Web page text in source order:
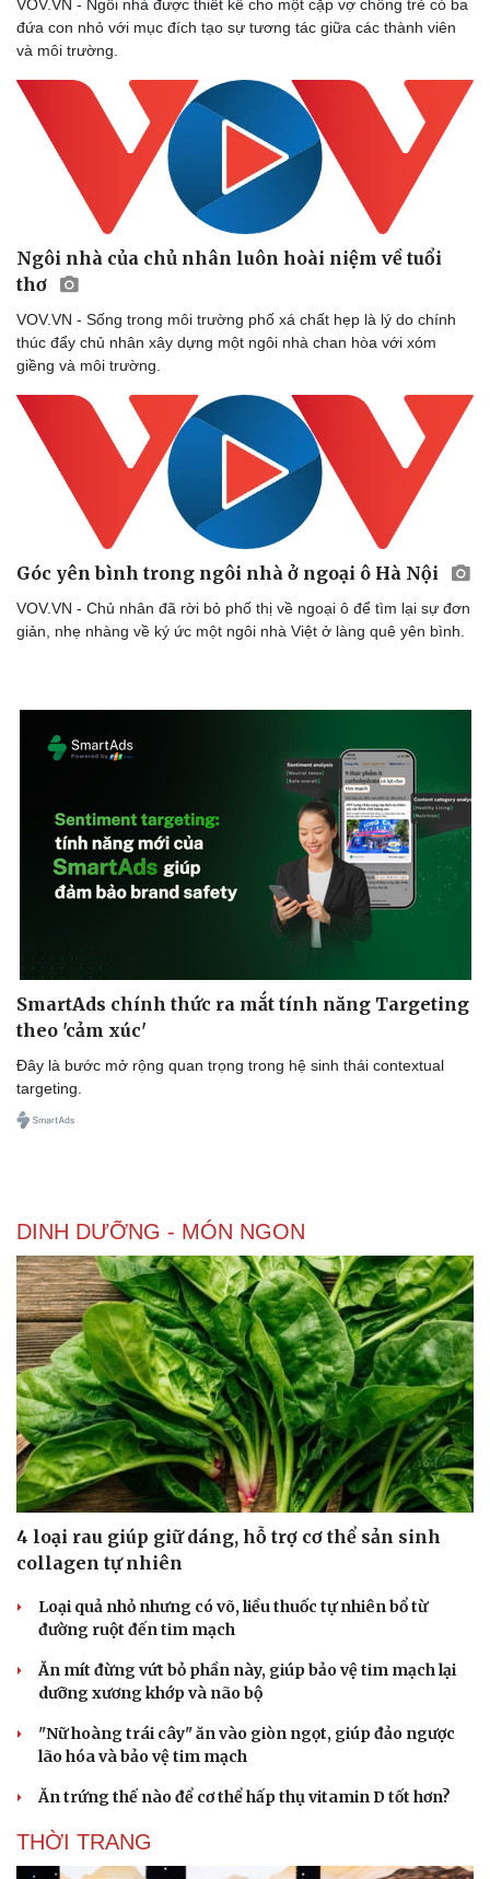
Văn hóa
Sân khấu - Điện ảnh
Âm nhạc
Giải trí
Nghệ sĩ
Thời trang
Sao Việt
Du lịch
Săn Tour
check-in
Đọc truyện đêm khuya
Kể chuyện cho bé
Hạt giống tâm hồn
VOV.VN - Ngôi nhà được thiết kế cho một cặp vợ chồng trẻ có ba
đứa con nhỏ với mục đích tạo sự tương tác giữa các thành viên
và môi trường.
Ngôi nhà của chủ nhân luôn hoài niệm về tuổi
thơ
VOV.VN - Sống trong môi trường phố xá chất hẹp là lý do chính
thúc đẩy chủ nhân xây dựng một ngôi nhà chan hòa với xóm
giềng và môi trường.
Góc yên bình trong ngôi nhà ở ngoại ô Hà Nội
VOV.VN - Chủ nhân đã rời bỏ phố thị về ngoại ô để tìm lại sự đơn
giản, nhẹ nhàng về ký ức một ngôi nhà Việt ở làng quê yên bình.
SmartAds chính thức ra mắt tính năng Targeting
theo 'cảm xúc'
Đây là bước mở rộng quan trọng trong hệ sinh thái contextual
targeting.
DINH DƯỠNG - MÓN NGON
4 loại rau giúp giữ dáng, hỗ trợ cơ thể sản sinh
collagen tự nhiên
Loại quả nhỏ nhưng có võ, liều thuốc tự nhiên bổ từ
đường ruột đến tim mạch
Ăn mít đừng vứt bỏ phần này, giúp bảo vệ tim mạch lại
dưỡng xương khớp và não bộ
"Nữ hoàng trái cây" ăn vào giòn ngọt, giúp đảo ngược
lão hóa và bảo vệ tim mạch
Ăn trứng thế nào để cơ thể hấp thụ vitamin D tốt hơn?
THỜI TRANG